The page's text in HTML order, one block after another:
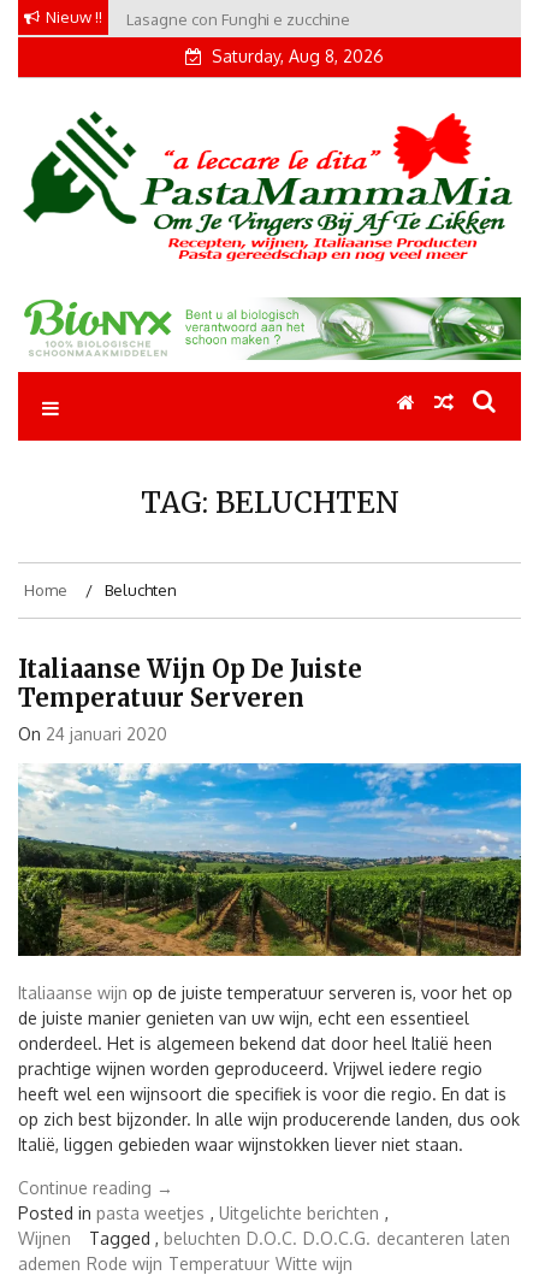
Skip
Nieuw !! Lasagne con Funghi e zucchine
Saturday, Aug 8, 2026
Pastamammamia
Pastarecepten om je vingers bij af te likken
TAG: BELUCHTEN
Home Beluchten
Italiaanse Wijn Op De Juiste
Temperatuur Serveren
On 24 januari 2020
Italiaanse wijn op de juiste temperatuur serveren is, voor het op
de juiste manier genieten van uw wijn, echt een essentieel
onderdeel. Het is algemeen bekend dat door heel Italië heen
prachtige wijnen worden geproduceerd. Vrijwel iedere regio
heeft wel een wijnsoort die specifiek is voor die regio. En dat is
op zich best bijzonder. In alle wijn producerende landen, dus ook
Italië, liggen gebieden waar wijnstokken liever niet staan.
Continue reading “Italiaanse
wijn
op
de
→
Posted in pasta weetjes , Uitgelichte berichten ,
Wijnen
Tagged , beluchten D.O.C. D.O.C.G. decanteren laten
ademen Rode wijn Temperatuur Witte wijn